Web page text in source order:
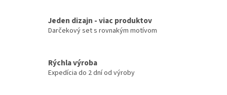
á
d
e
p
Jeden dizajn - viac produktov
Darčekový set s rovnakým motívom
Rýchla výroba
Expedícia do 2 dní od výroby